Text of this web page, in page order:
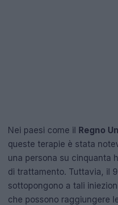
Nei paesi come il Regno
queste terapie è stata
una persona su cinquanta
di trattamento. Tuttavia, il
sottopongono a tali
che possono raggiungere